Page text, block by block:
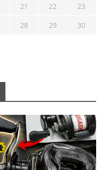
21 22
23
28 29
30